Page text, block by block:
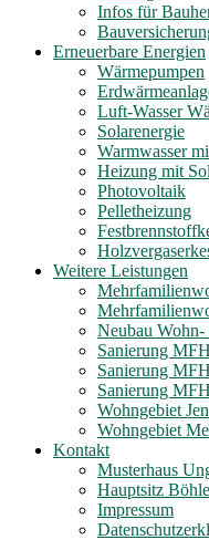
Infos für
Erneuerbare Energien
Wärmepumpen
Luft-Wasser
Solarenergie
Warmwasser
Heizung mit
Photovoltaik
Pelletheizung
Weitere Leistungen
Neubau Wohn-
Sanierung
Sanierung
Sanierung
Wohngebiet
Wohngebiet
Kontakt
Musterhaus
Hauptsitz
Impressum